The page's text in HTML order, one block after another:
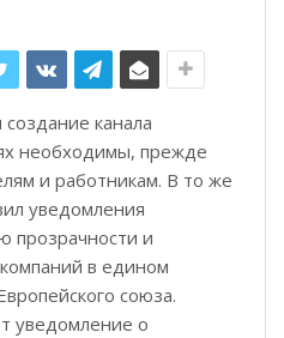
канала
необходимы, прежде
и работникам. В то же
уведомления
прозрачности и
в едином
союза.
уведомление о